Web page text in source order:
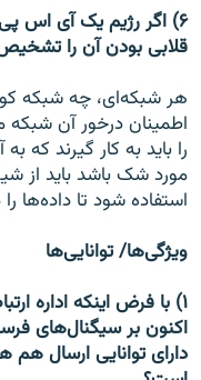
۶) اگر رژيم يک آی اس
قلابی بودن آن را
هر شبکه‌ای، چه شبکه
اطمینان درخور آن شبکه
را باید به کار گیرند که
استفاده شود تا داده‌ها
ویژگی‌ها/ توانایی‌ها
۱) با فرض اینکه اداره
اکنون بر سیگنال‌های
دارای توانایی ارسال